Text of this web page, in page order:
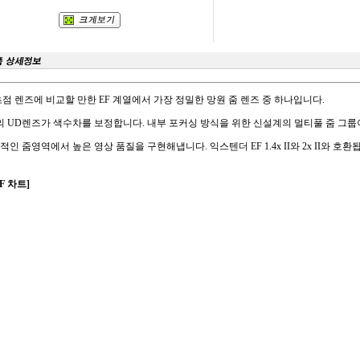
렌즈에 비교할 만한 EF 계열에서 가장 정밀한 망원 줌 렌즈 중 하나입니다.
UD렌즈가 색수차를 보정합니다. 내부 포커싱 방식을 위한 신설계의 멀티풀 줌 그룹
인 줌영역에서 높은 영상 품질을 구현해냅니다. 익스텐더 EF 1.4x II와 2x II와 호환
차트]